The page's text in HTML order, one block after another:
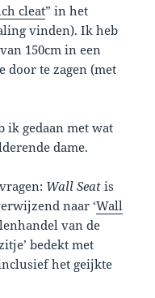
cleat” in het
vinden). Ik heb
150cm in een
door te zagen (met
ik gedaan met wat
dame.
Wall Seat is
naar ‘Wall
van de
bedekt met
het geijkte